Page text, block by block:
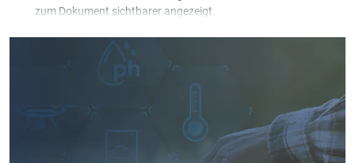
zum Dokument sichtbarer angezeigt.
mehreren .dwg-Dateien in Autocad.